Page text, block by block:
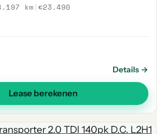
km |€23.490
Details →
Lease berekenen